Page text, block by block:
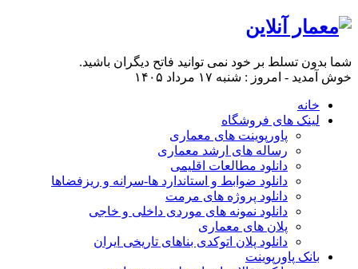
شما بدون تسلط بر خود نمی توانید فاتح دیگران باشید.
خوش آمدید - امروز : شنبه ۱۷ مرداد ۱۴۰۵
خانه
لینک های فروشگاه
پاورپوینت های معماری
رساله های ارشد معماری
دانلود مطالعات اقلیمی
دانلود ضوابط و استاندارد ها-سرانه و ریزفضاها
دانلود پروژه های مرمت
دانلود نمونه های موردی داخلی و خاجی
پلان های معماری
دانلود پلان اتوکدی بناهای تاریخی ایران
بانک پاورپوینت